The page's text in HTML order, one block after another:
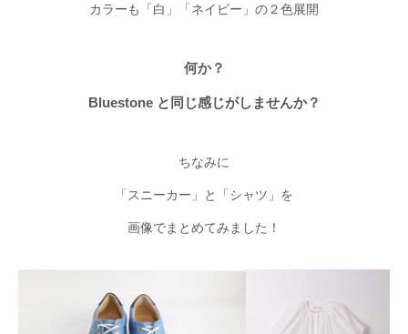
カラーも「白」「ネイビー」の２色展開
何か？
Bluestone と同じ感じがしませんか？
ちなみに
「スニーカー」と「シャツ」を
画像でまとめてみました！